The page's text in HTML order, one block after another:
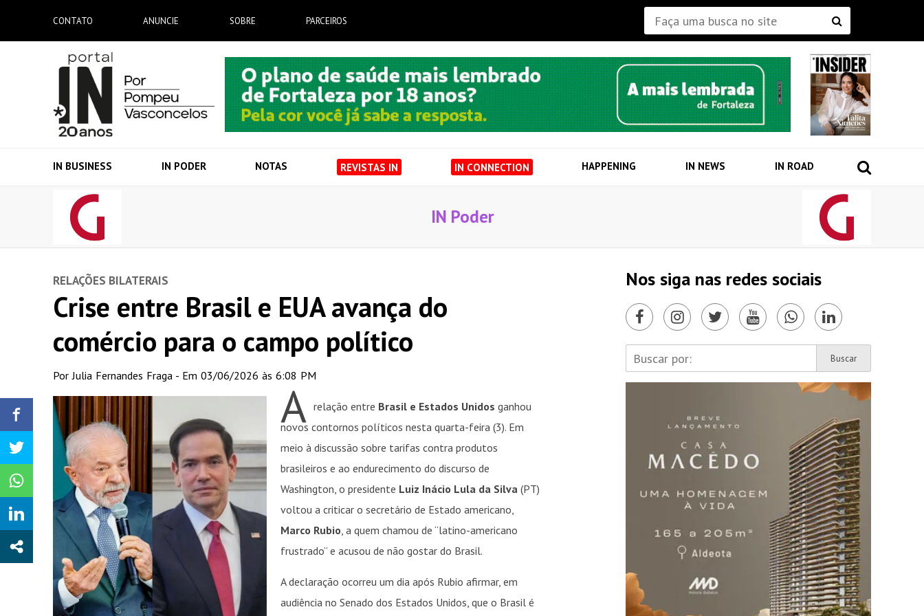
CONTATO ANUNCIE SOBRE PARCEIROS
IN BUSINESS IN PODER NOTAS REVISTAS IN IN CONNECTION HAPPENING IN NEWS IN ROAD
IN Poder
RELAÇÕES BILATERAIS
Crise entre Brasil e EUA avança do
comércio para o campo político
Por Julia Fernandes Fraga - Em 03/06/2026 às 6:08 PM
A relação entre Brasil e Estados Unidos ganhou
novos contornos políticos nesta quarta-feira (3). Em
meio à discussão sobre tarifas contra produtos
brasileiros e ao endurecimento do discurso de
Washington, o presidente Luiz Inácio Lula da Silva(PT)
voltou a criticar o secretário de Estado americano,
Marco Rubio, a quem chamou de “latino-americano
frustrado” e acusou de não gostar do Brasil.
A declaração ocorreu um dia após Rubio afirmar, em
audiência no Senado dos Estados Unidos, que o Brasil é
Nos siga nas redes sociais